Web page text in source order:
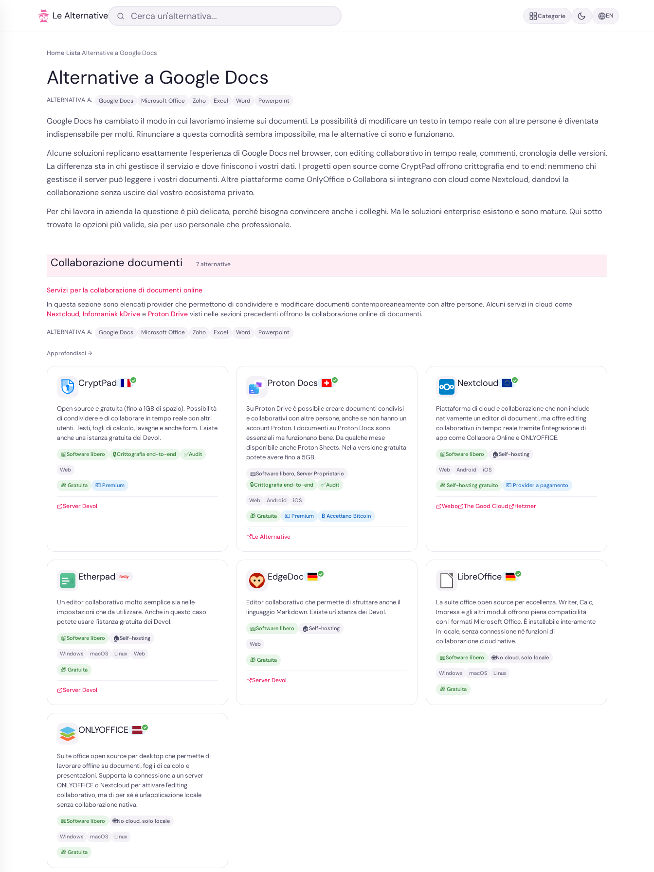
Le Alternative Categorie EN
Home ListaAlternative a Google Docs
Alternative a Google Docs
ALTERNATIVA A: Google Docs Microsoft Office Zoho Excel Word Powerpoint
Google Docs ha cambiato il modo in cui lavoriamo insieme sui documenti. La possibilità di modificare un testo in tempo reale con altre persone è diventata
indispensabile per molti. Rinunciare a questa comodità sembra impossibile, ma le alternative ci sono e funzionano.
Alcune soluzioni replicano esattamente l'esperienza di Google Docs nel browser, con editing collaborativo in tempo reale, commenti, cronologia delle versioni.
La differenza sta in chi gestisce il servizio e dove finiscono i vostri dati. I progetti open source come CryptPad offrono crittografia end to end: nemmeno chi
gestisce il server può leggere i vostri documenti. Altre piattaforme come OnlyOffice o Collabora si integrano con cloud come Nextcloud, dandovi la
collaborazione senza uscire dal vostro ecosistema privato.
Per chi lavora in azienda la questione è più delicata, perché bisogna convincere anche i colleghi. Ma le soluzioni enterprise esistono e sono mature. Qui sotto
trovate le opzioni più valide, sia per uso personale che professionale.
Collaborazione documenti 7 alternative
Servizi per la collaborazione di documenti online
In questa sezione sono elencati provider che permettono di condividere e modificare documenti contemporeaneamente con altre persone. Alcuni servizi in cloud come
Nextcloud, Infomaniak kDrive e Proton Drive visti nelle sezioni precedenti offrono la collaborazione online di documenti.
ALTERNATIVA A: Google Docs Microsoft Office Zoho Excel Word Powerpoint
Approfondisci →
CryptPad ✓
Open source e gratuita (fino a 1GB di spazio). Possibilità
di condividere e di collaborare in tempo reale con altri
utenti. Testi, fogli di calcolo, lavagne e anche form. Esiste
anche una istanza gratuita dei Devol.
📖Software libero 🔒Crittografia end-to-end ✅Audit
Web
🎁 Gratuita 💶 Premium
Server Devol
Proton Docs ✓
Su Proton Drive è possibile creare documenti condivisi
e collaborativi con altre persone, anche se non hanno un
account Proton. I documenti su Proton Docs sono
essenziali ma funzionano bene. Da qualche mese
disponibile anche Proton Sheets. Nella versione gratuita
potete avere fino a 5GB.
📖Software libero, Server Proprietario
🔒Crittografia end-to-end ✅Audit
Web Android iOS
🎁 Gratuita 💶 Premium ₿ Accettano Bitcoin
Le Alternative
Nextcloud ✓
Piattaforma di cloud e collaborazione che non include
nativamente un editor di documenti, ma offre editing
collaborativo in tempo reale tramite l'integrazione di
app come Collabora Online e ONLYOFFICE.
📖Software libero 🏠Self-hosting
Web Android iOS
🎁 Self-hosting gratuito 💶 Provider a pagamento
Webo The Good Cloud Hetzner
Etherpad
Un editor collaborativo molto semplice sia nelle
impostazioni che da utilizzare. Anche in questo caso
potete usare l'istanza gratuita dei Devol.
📖Software libero 🏠Self-hosting
Windows macOS Linux Web
🎁 Gratuita
Server Devol
EdgeDoc ✓
Editor collaborativo che permette di sfruttare anche il
linguaggio Markdown. Esiste un'istanza dei Devol.
📖Software libero 🏠Self-hosting
Web
🎁 Gratuita
Server Devol
LibreOffice ✓
La suite office open source per eccellenza. Writer, Calc,
Impress e gli altri moduli offrono piena compatibilità
con i formati Microsoft Office. È installabile interamente
in locale, senza connessione né funzioni di
collaborazione cloud native.
📖Software libero 🌐No cloud, solo locale
Windows macOS Linux
🎁 Gratuita
ONLYOFFICE ✓
Suite office open source per desktop che permette di
lavorare offline su documenti, fogli di calcolo e
presentazioni. Supporta la connessione a un server
ONLYOFFICE o Nextcloud per attivare l'editing
collaborativo, ma di per sé è un'applicazione locale
senza collaborazione nativa.
📖Software libero 🌐No cloud, solo locale
Windows macOS Linux
🎁 Gratuita